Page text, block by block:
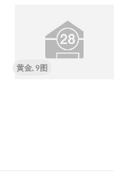
黄金, 9图